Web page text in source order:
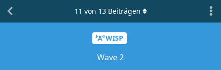
WISP
Wave 2
11 von 13Beiträgen